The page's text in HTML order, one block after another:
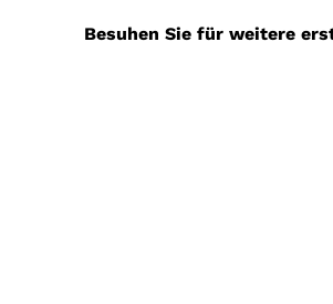
Besuhen Sie für weitere